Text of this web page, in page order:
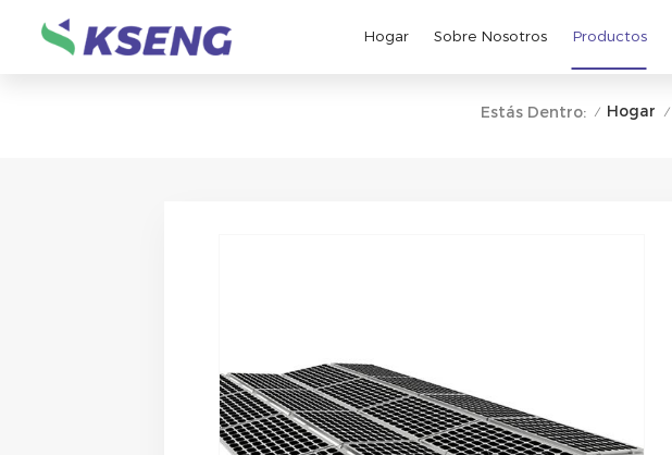
Hogar Sobre Nosotros Productos
Estás Dentro: / Hogar /